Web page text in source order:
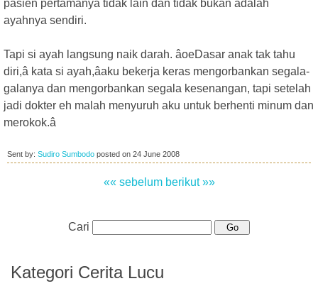
pasien pertamanya tidak lain dan tidak bukan adalah
ayahnya sendiri.
Tapi si ayah langsung naik darah. âoeDasar anak tak tahu
diri,â kata si ayah,âaku bekerja keras mengorbankan segala-
galanya dan mengorbankan segala kesenangan, tapi setelah
jadi dokter eh malah menyuruh aku untuk berhenti minum dan
merokok.â
Sent by: Sudiro Sumbodo posted on 24 June 2008
«« sebelum berikut »»
Cari
Kategori Cerita Lucu